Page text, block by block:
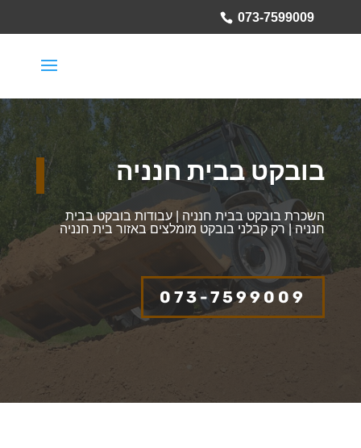
073-7599009
בובקט בבית חנניה
השכרת בובקט בבית חנניה | עבודות בובקט בבית
חנניה | רק קבלני בובקט מומלצים באזור בית חנניה
073-7599009